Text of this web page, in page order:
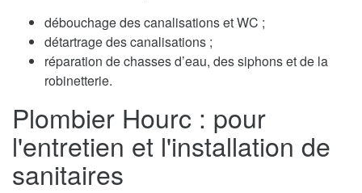
débouchage des canalisations et WC ;
détartrage des canalisations ;
réparation de chasses d’eau, des siphons et de la
robinetterie.
Plombier Hourc : pour
l'entretien et l'installation de
sanitaires